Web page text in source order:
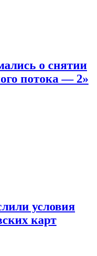
о снятии
потока — 2»
условия
карт